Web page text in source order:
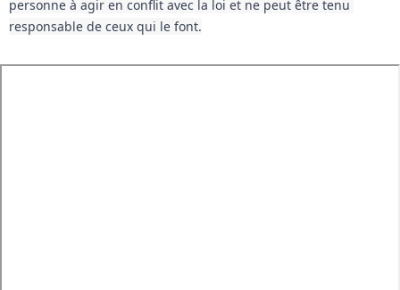
personne à agir en conflit avec la loi et ne peut être tenu
responsable de ceux qui le font.